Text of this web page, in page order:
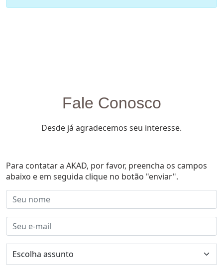
Fale Conosco
Desde já agradecemos seu interesse.
Para contatar a AKAD, por favor, preencha os campos
abaixo e em seguida clique no botão "enviar".